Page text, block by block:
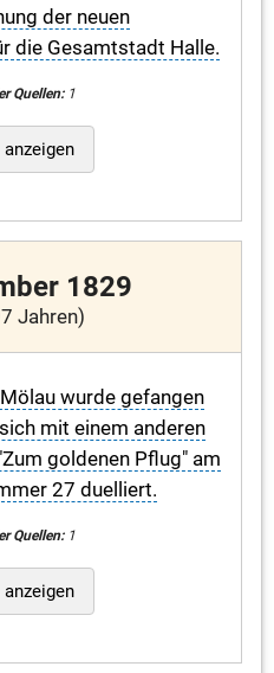
der neuen
die Gesamtstadt Halle.
Quellen:1
1829
Jahren)
wurde gefangen
mit einem anderen
goldenen Pflug" am
27 duelliert.
Quellen:1